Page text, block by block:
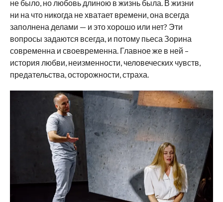
не было, но любовь длиною в жизнь была. В жизни
ни на что никогда не хватает времени, она всегда
заполнена делами — и это хорошо или нет? Эти
вопросы задаются всегда, и потому пьеса Зорина
современна и своевременна. Главное же в ней –
история любви, неизменности, человеческих чувств,
предательства, осторожности, страха.